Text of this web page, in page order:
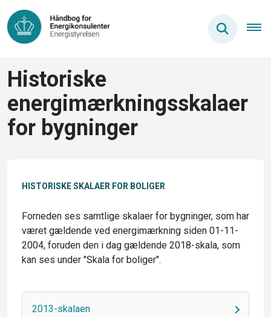
Historiske
energimærkningsskalaer
for bygninger
HISTORISKE SKALAER FOR BOLIGER
Forneden ses samtlige skalaer for bygninger, som har
været gældende ved energimærkning siden 01-11-
2004, foruden den i dag gældende 2018-skala, som
kan ses under "Skala for boliger".
2013-skalaen